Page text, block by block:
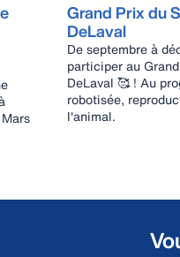
Grand Prix du
DeLaval
De septembre à
participer au
DeLaval 🥰 ! Au programme : Traite
robotisée,
l'animal.